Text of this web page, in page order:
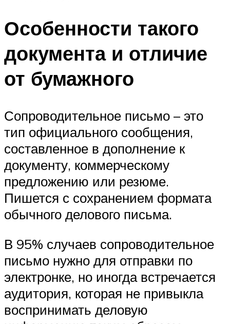
Особенности такого
документа и отличие
от бумажного
Сопроводительное письмо – это
тип официального сообщения,
составленное в дополнение к
документу, коммерческому
предложению или резюме.
Пишется с сохранением формата
обычного делового письма.
В 95% случаев сопроводительное
письмо нужно для отправки по
электронке, но иногда встречается
аудитория, которая не привыкла
воспринимать деловую